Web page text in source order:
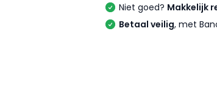
Niet goed? Makkelijk
Betaal veilig, met